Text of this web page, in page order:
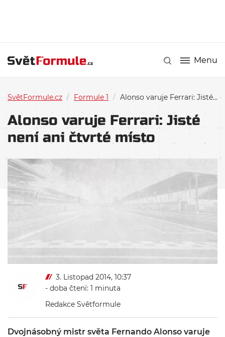
Menu
SvětFormule.cz / Formule 1 / Alonso varuje Ferrari: Jisté není ani čtvrté místo
Alonso varuje Ferrari: Jisté
není ani čtvrté místo
3. Listopad 2014, 10:37
- doba čtení: 1 minuta
Redakce Světformule
Dvojnásobný mistr světa Fernando Alonso varuje